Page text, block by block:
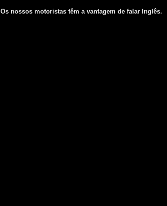
Os nossos motoristas têm a vantagem de falar Inglês.